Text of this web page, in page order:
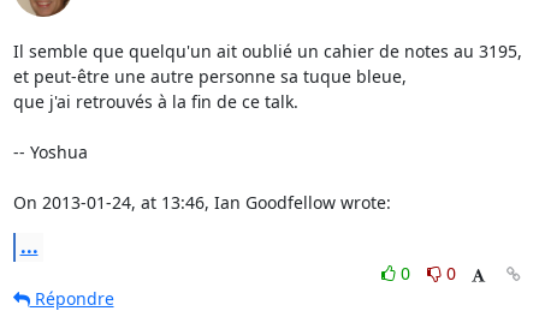
Il semble que quelqu'un ait oublié un cahier de notes au 3195,
et peut-être une autre personne sa tuque bleue,
que j'ai retrouvés à la fin de ce talk.
-- Yoshua
On 2013-01-24, at 13:46, Ian Goodfellow wrote:
...
0
0
Répondre